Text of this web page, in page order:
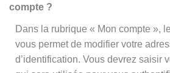
compte ?
Dans la rubrique « Mon compte »,
vous permet de modifier votre
d’identification. Vous devrez saisir